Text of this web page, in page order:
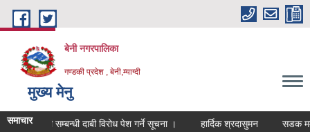
Skip to main content
बेनी नगरपालिका
गण्डकी प्रदेश , बेनी,म्याग्दी
मुख्य मेनु
समाचार
दर्ता खारेजी सम्बन्धी दाबी विरोध पेश गर्ने सूचना । हार्दिक श्रदासुमन सडक